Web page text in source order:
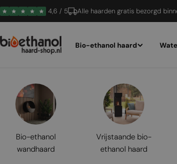
Ga
naar
4,6 / 5 Alle haarden gratis bezorgd
Bio-ethanol haard
Bio-ethanol
wandhaard
Vrijstaande bio-
ethanol haard